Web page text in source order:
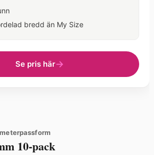
bredd än My Size
Se pris här
10-pack